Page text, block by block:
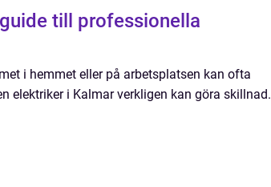
till professionella
i hemmet eller på arbetsplatsen kan ofta
elektriker i Kalmar verkligen kan göra skillnad.